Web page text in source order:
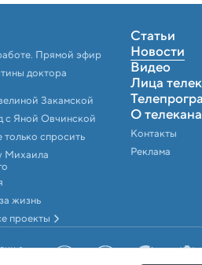
Прямой эфир
доктора
Закамской
с Яной Овчинской
спросить
Михаила
жизнь
проекты
Статьи
Новости
Видео
Лица
О
Контакты
Реклама
с